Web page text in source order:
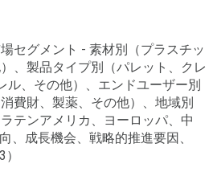
セグメント - 素材別（プラスチッ
、製品タイプ別（パレット、クレ
ル、その他）、エンドユーザー別
費財、製薬、その他）、地域別
テンアメリカ、ヨーロッパ、中
、成長機会、戦略的推進要因、